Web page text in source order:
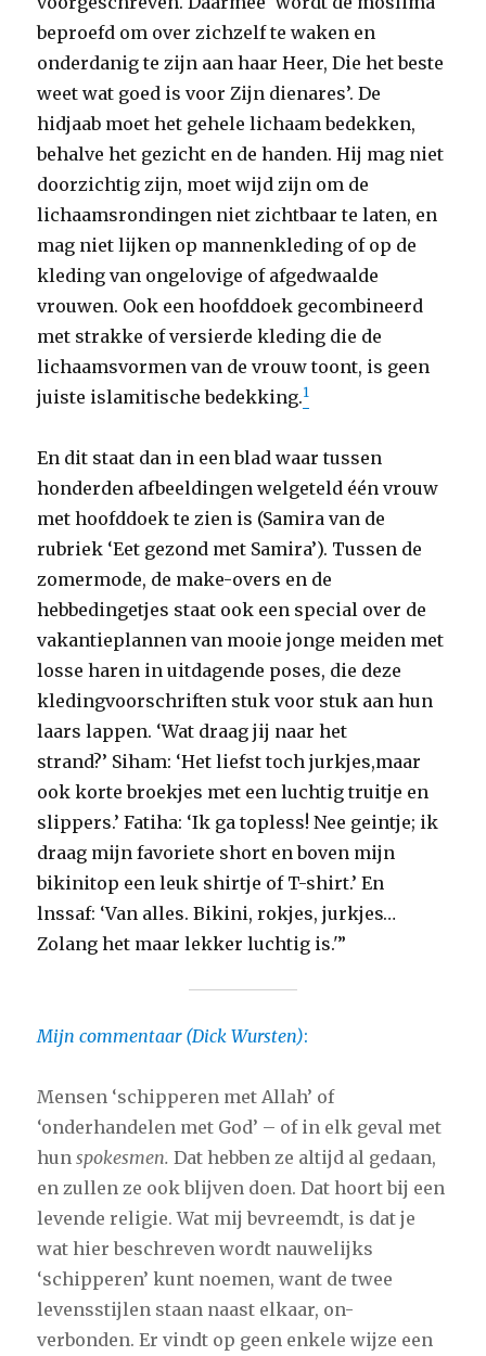
beproefd om over zichzelf te waken en
onderdanig te zijn aan haar Heer, Die het beste
weet wat goed is voor Zijn dienares’. De
hidjaab moet het gehele lichaam bedekken,
behalve het gezicht en de handen. Hij mag niet
doorzichtig zijn, moet wijd zijn om de
lichaamsrondingen niet zichtbaar te laten, en
mag niet lijken op mannenkleding of op de
kleding van ongelovige of afgedwaalde
vrouwen. Ook een hoofddoek gecombineerd
met strakke of versierde kleding die de
lichaamsvormen van de vrouw toont, is geen
juiste islamitische bedekking.1
En dit staat dan in een blad waar tussen
honderden afbeeldingen welgeteld één vrouw
met hoofddoek te zien is (Samira van de
rubriek ‘Eet gezond met Samira’). Tussen de
zomermode, de make-overs en de
hebbedingetjes staat ook een special over de
vakantieplannen van mooie jonge meiden met
losse haren in uitdagende poses, die deze
kledingvoorschriften stuk voor stuk aan hun
laars lappen. ‘Wat draag jij naar het
strand?’ Siham: ‘Het liefst toch jurkjes,maar
ook korte broekjes met een luchtig truitje en
slippers.’ Fatiha: ‘Ik ga topless! Nee geintje; ik
draag mijn favoriete short en boven mijn
bikinitop een leuk shirtje of T-shirt.’ En
lnssaf: ‘Van alles. Bikini, rokjes, jurkjes…
Zolang het maar lekker luchtig is.'”
Mijn commentaar (Dick Wursten):
Mensen ‘schipperen met Allah’ of
‘onderhandelen met God’ – of in elk geval met
hunspokesmen.Dat hebben ze altijd al gedaan,
en zullen ze ook blijven doen. Dat hoort bij een
levende religie. Wat mij bevreemdt, is dat je
wat hier beschreven wordt nauwelijks
‘schipperen’ kunt noemen, want de twee
levensstijlen staan naast elkaar, on-
verbonden. Er vindt op geen enkele wijze een